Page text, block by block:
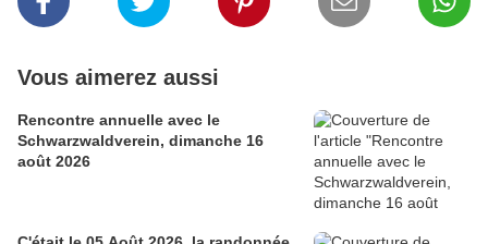
Vous aimerez aussi
Rencontre annuelle avec le
Schwarzwaldverein, dimanche 16
août 2026